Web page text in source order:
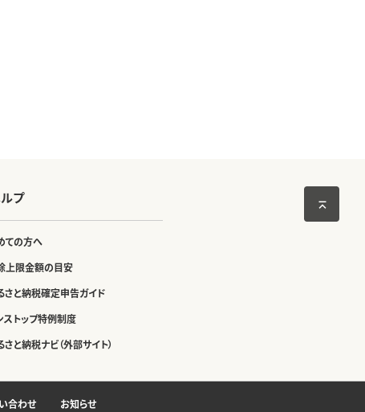
プ
ての方へ
上限金額の目安
さと納税確定申告ガイド
ストップ特例制度
さと納税ナビ（外部サイト）
合わせ お知らせ